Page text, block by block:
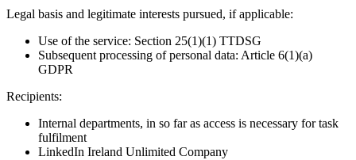
Legal basis and legitimate interests pursued, if applicable:
Use of the service: Section 25(1)(1) TTDSG
Subsequent processing of personal data: Article 6(1)(a)
GDPR
Recipients:
Internal departments, in so far as access is necessary for task
fulfilment
LinkedIn Ireland Unlimited Company